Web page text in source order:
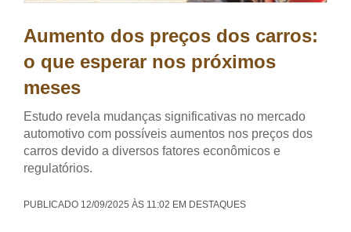
Aumento dos preços dos carros:
o que esperar nos próximos
meses
Estudo revela mudanças significativas no mercado
automotivo com possíveis aumentos nos preços dos
carros devido a diversos fatores econômicos e
regulatórios.
PUBLICADO 12/09/2025 ÀS 11:02 EM DESTAQUES